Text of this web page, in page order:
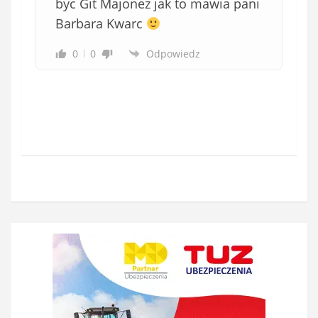
byc Git Majonez jak to mawia pani
Barbara Kwarc
0 0 Odpowiedz